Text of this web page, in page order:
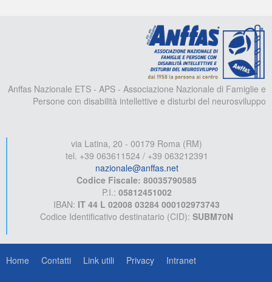
Anffas Nazionale ETS - APS - Associazione Nazionale di Famiglie e
Persone con disabilità intellettive e disturbi del neurosviluppo
via Latina, 20 - 00179 Roma (RM)
tel. +39 063611524 / +39 063212391
nazionale@anffas.net
Codice Fiscale: 80035790585
P.I.: 05812451002
IBAN: IT 44 L 02008 03284 000102973743
Codice Identificativo destinatario (CID): SUBM70N
Home Contatti Link utili Privacy Intranet